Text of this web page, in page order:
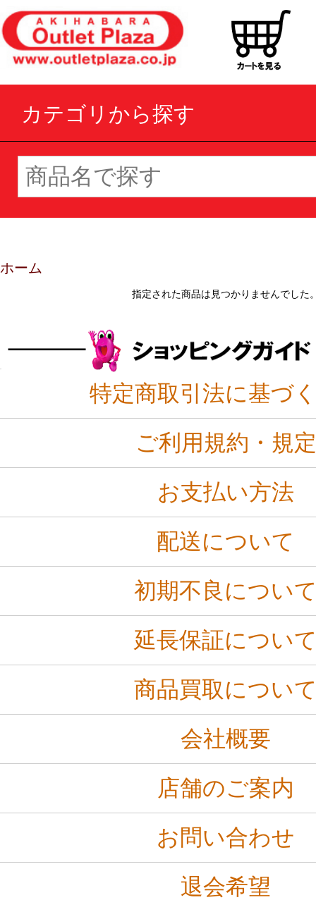
カテゴリから探す
ホーム
指定された商品は見つかりませんでした
特定商取引法に基づ
ご利用規約・規定
お支払い方法
配送について
初期不良につい
延長保証につい
商品買取につい
会社概要
店舗のご案内
お問い合わせ
退会希望